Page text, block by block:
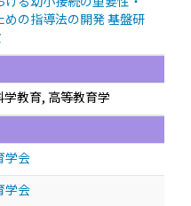
めの指導法の開発 基盤研
教育, 高等教育学
学会
学会